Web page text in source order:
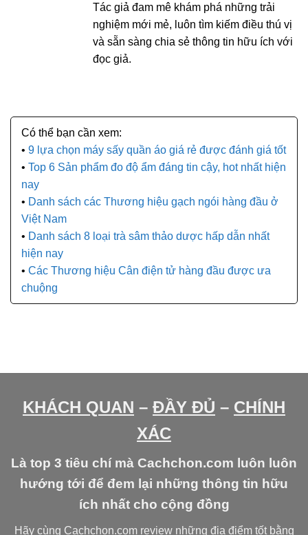
Tác giả đam mê khám phá những trải
nghiệm mới mẻ, luôn tìm kiếm điều thú vị
và sẵn sàng chia sẻ thông tin hữu ích với
đọc giả.
9 lựa chọn máy sấy quần áo giá rẻ được đánh giá tốt
Top 6 Sản phẩm đo độ ẩm đáng tin cậy, hot nhất hiện
nay
Danh sách các Thương hiệu gạch ngói hàng đầu ở
Việt Nam
Danh sách 8 loại trà sâm thảo dược hấp dẫn nhất
hiện nay
Các Thương hiệu Cân điện tử hàng đầu được ưa
chuộng
KHÁCH QUAN – ĐẦY ĐỦ – CHÍNH
XÁC
Là top 3 tiêu chí mà Cachchon.com luôn luôn
hướng tới để đem lại những thông tin hữu
ích nhất cho cộng đồng
Hãy cùng Cachchon.com review những địa điểm tốt bằng